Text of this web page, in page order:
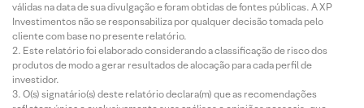
válidas na data de sua divulgação e foram obtidas de fontes públicas. A XP
Investimentos não se responsabiliza por qualquer decisão tomada pelo
cliente com base no presente relatório.
Este relatório foi elaborado considerando a classificação de risco dos
produtos de modo a gerar resultados de alocação para cada perfil de
investidor.
O(s) signatário(s) deste relatório declara(m) que as recomendações